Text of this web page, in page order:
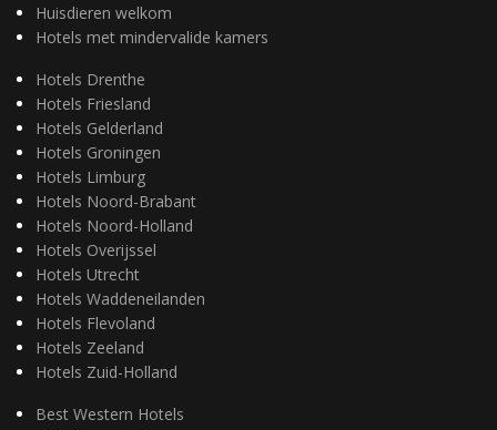
Huisdieren welkom
Hotels met mindervalide kamers
Hotels Drenthe
Hotels Friesland
Hotels Gelderland
Hotels Groningen
Hotels Limburg
Hotels Noord-Brabant
Hotels Noord-Holland
Hotels Overijssel
Hotels Utrecht
Hotels Waddeneilanden
Hotels Flevoland
Hotels Zeeland
Hotels Zuid-Holland
Best Western Hotels